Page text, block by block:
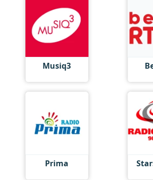
Musiq3
Prima